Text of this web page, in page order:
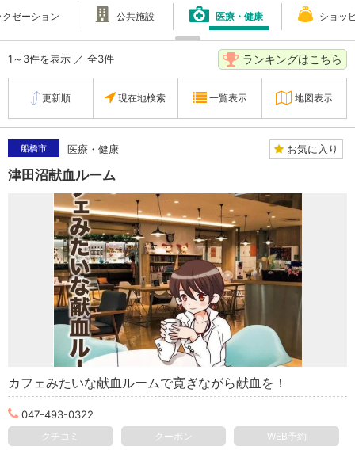
ゼーション 公共施設 医療・健康 ショッ
1～3件を表示 ／ 全3件 ランキングはこちら
更新順 現在地検索 一覧表示 地図表示
船橋市 医療・健康 お気に入り
津田沼献血ルーム
カフェみたいな献血ルームで寛ぎながら献血を！
047-493-0322
クチコミ クーポン WEB予約